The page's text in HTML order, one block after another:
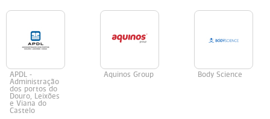
APDL -
Administração
dos portos do
Douro, Leixões
e Viana do
Castelo
Aquinos Group Body Science